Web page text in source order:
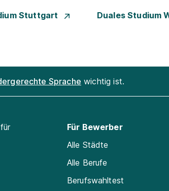
Stuttgart Duales Studium
Sprache wichtig ist.
Für Bewerber
Alle Städte
Alle Berufe
Berufswahltest